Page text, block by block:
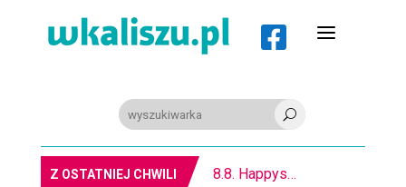
 a
U
Z OSTATNIEJ CHWILI REGION. Mołdawska